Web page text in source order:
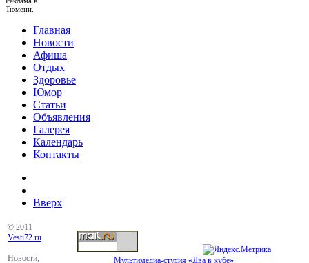
Тюмени.
Главная
Новости
Афиша
Отдых
Здоровье
Юмор
Статьи
Объявления
Галерея
Календарь
Контакты
Вверх
© 2011
Vesti72.ru
-
Новости,
Мультимедиа-студия «Два в кубе»